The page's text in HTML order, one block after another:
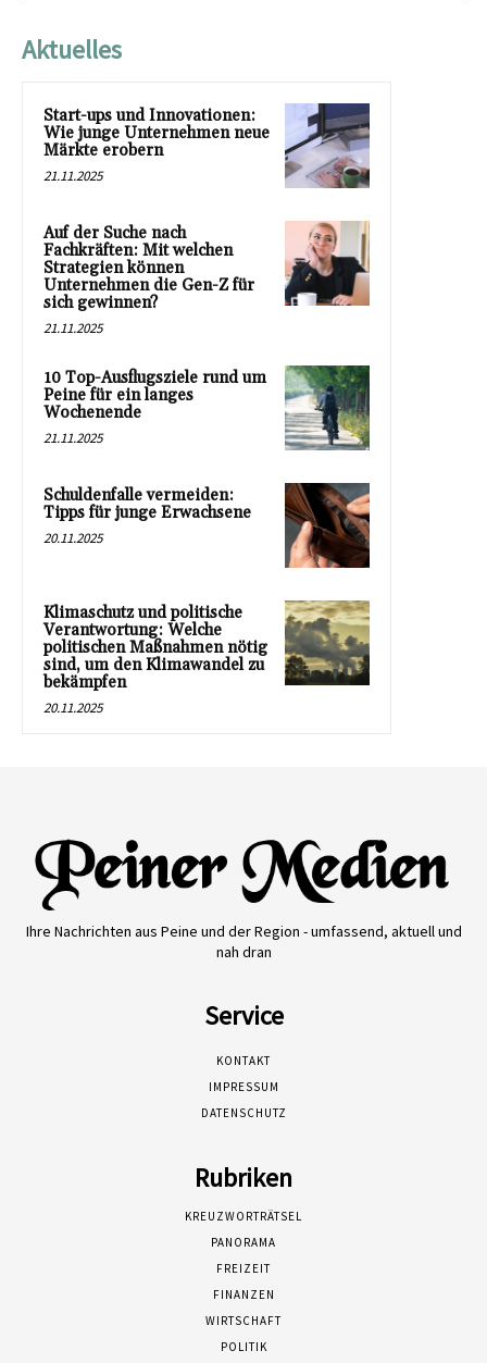
Aktuelles
Start-ups und Innovationen:
Wie junge Unternehmen neue
Märkte erobern
21.11.2025
Auf der Suche nach
Fachkräften: Mit welchen
Strategien können
Unternehmen die Gen-Z für
sich gewinnen?
21.11.2025
10 Top-Ausflugsziele rund um
Peine für ein langes
Wochenende
21.11.2025
Schuldenfalle vermeiden:
Tipps für junge Erwachsene
20.11.2025
Klimaschutz und politische
Verantwortung: Welche
politischen Maßnahmen nötig
sind, um den Klimawandel zu
bekämpfen
20.11.2025
Ihre Nachrichten aus Peine und der Region - umfassend, aktuell und
nah dran
Service
KONTAKT
IMPRESSUM
DATENSCHUTZ
Rubriken
KREUZWORTRÄTSEL
PANORAMA
FREIZEIT
FINANZEN
WIRTSCHAFT
POLITIK